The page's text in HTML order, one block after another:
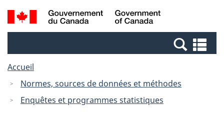
Passer
au
Passer
à
Canada
Recherche
et
et
Accueil
Normes, sources de données et méthodes
Enquêtes et programmes statistiques